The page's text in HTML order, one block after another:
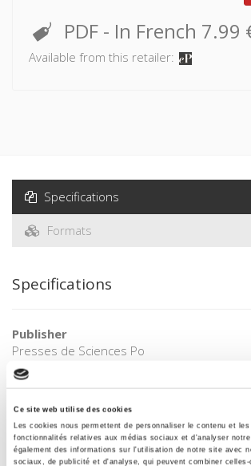
Ce site web utilise des cookies
Les cookies nous permettent de personnaliser le contenu et
fonctionnalités relatives aux médias sociaux et d'analyser
également des informations sur l'utilisation de notre site avec
sociaux, de publicité et d'analyse, qui peuvent combiner
PDF - In French 7.99
Available from this retailer:
Specifications
Formats
Specifications
Publisher
Presses de Sciences Po
Author
Guy Michelat,Jean-Pierre-Hubert Thomas
Collection
Académique
Language